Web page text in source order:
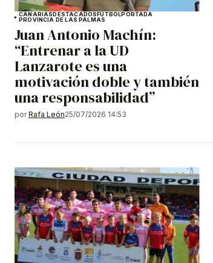
CANARIASDESTACADOSFÚTBOLPORTADA
PROVINCIA DE LAS PALMAS
Juan Antonio Machín:
“Entrenar a la UD
Lanzarote es una
motivación doble y también
una responsabilidad”
por Rafa León25/07/2026 14:53